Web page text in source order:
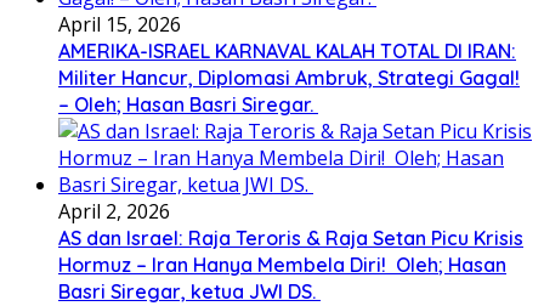
April 15, 2026
AMERIKA-ISRAEL KARNAVAL KALAH TOTAL DI IRAN:
Militer Hancur, Diplomasi Ambruk, Strategi Gagal!
– Oleh; Hasan Basri Siregar.
April 2, 2026
AS dan Israel: Raja Teroris & Raja Setan Picu Krisis
Hormuz – Iran Hanya Membela Diri! Oleh; Hasan
Basri Siregar, ketua JWI DS.